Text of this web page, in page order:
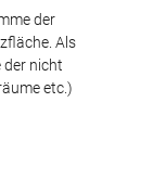
der
Als
der nicht
etc.)